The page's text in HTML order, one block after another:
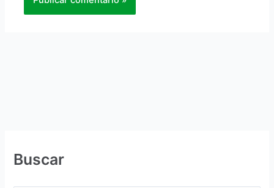
Buscar